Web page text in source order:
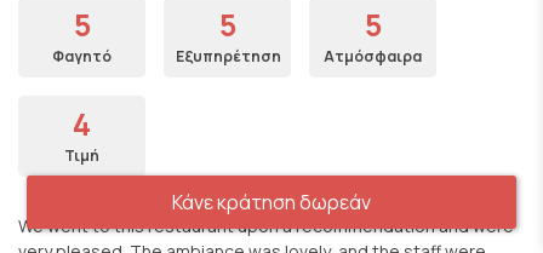
5
Φαγητό
5
Εξυπηρέτηση
5
Ατμόσφαιρα
4
Τιμή
We went to this restaurant upon a recommendation and were
Κάνε κράτηση δωρεάν